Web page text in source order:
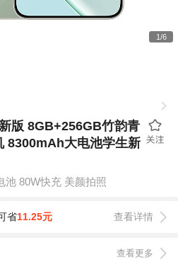
1/6
版 8GB+256GB竹韵青
8300mAh大电池学生新
池 80W快充 美颜拍照
省11.25元 查看详情
查看更多